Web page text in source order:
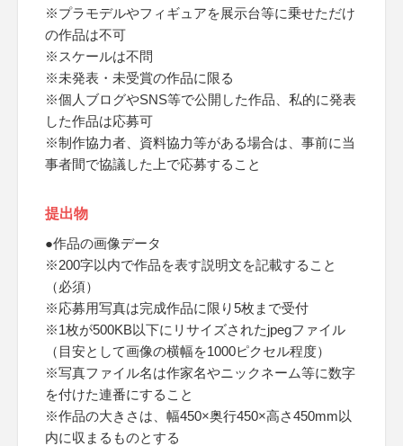
※プラモデルやフィギュアを展示台等に乗せただけ
の作品は不可
※スケールは不問
※未発表・未受賞の作品に限る
※個人ブログやSNS等で公開した作品、私的に発表
した作品は応募可
※制作協力者、資料協力等がある場合は、事前に当
事者間で協議した上で応募すること
提出物
●作品の画像データ
※200字以内で作品を表す説明文を記載すること
（必須）
※応募用写真は完成作品に限り5枚まで受付
※1枚が500KB以下にリサイズされたjpegファイル
（目安として画像の横幅を1000ピクセル程度）
※写真ファイル名は作家名やニックネーム等に数字
を付けた連番にすること
※作品の大きさは、幅450×奥行450×高さ450mm以
内に収まるものとする